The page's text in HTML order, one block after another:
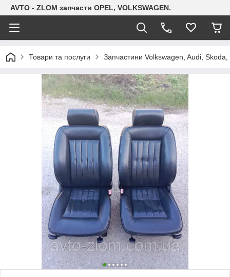
AVTO - ZLOM запчасти OPEL, VOLKSWAGEN.
Товари та послуги Запчастини Volkswagen, Audi, Skoda,